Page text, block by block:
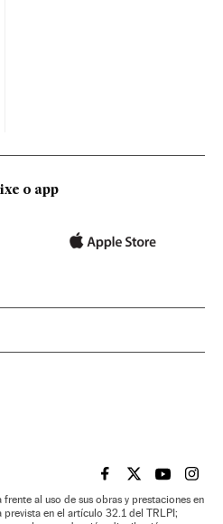
o app
EL PAÍS BRASIL EN
EL PAÍSEL PAÍS
EL
al uso de sus obras y prestaciones en
en el artículo 32.1 del TRLPI;